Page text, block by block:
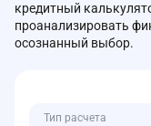
кредитный
проанализировать
осознанный выбор.
Тип расчета